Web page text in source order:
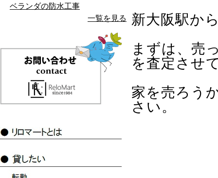
新大阪駅か
まずは、売
を査定させ
家を売ろう
さい。
ベランダの防水工事
一覧を見る